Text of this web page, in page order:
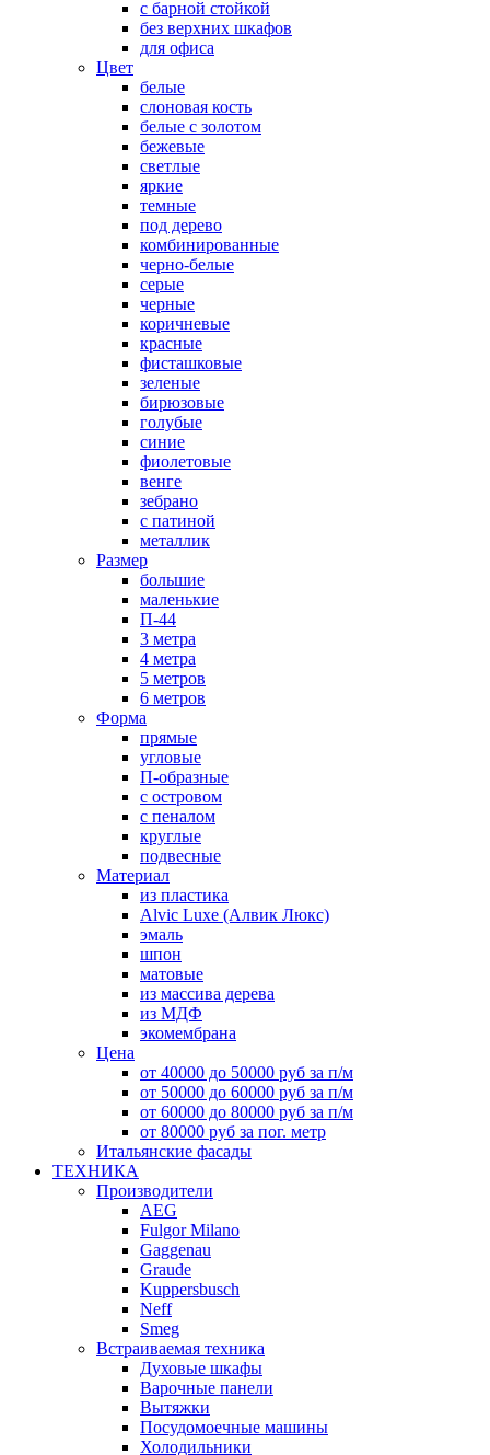
с барной стойкой
без верхних шкафов
для офиса
Цвет
белые
слоновая кость
белые с золотом
бежевые
светлые
яркие
темные
под дерево
комбинированные
черно-белые
серые
черные
коричневые
красные
фисташковые
зеленые
бирюзовые
голубые
синие
фиолетовые
венге
зебрано
с патиной
металлик
Размер
большие
маленькие
П-44
3 метра
4 метра
5 метров
6 метров
Форма
прямые
угловые
П-образные
с островом
с пеналом
круглые
подвесные
Материал
из пластика
Alvic Luxe (Алвик Люкс)
эмаль
шпон
матовые
из массива дерева
из МДФ
экомембрана
Цена
от 40000 до 50000 руб за п/м
от 50000 до 60000 руб за п/м
от 60000 до 80000 руб за п/м
от 80000 руб за пог. метр
Итальянские фасады
ТЕХНИКА
Производители
AEG
Fulgor Milano
Gaggenau
Graude
Kuppersbusch
Neff
Smeg
Встраиваемая техника
Духовые шкафы
Варочные панели
Вытяжки
Посудомоечные машины
Холодильники